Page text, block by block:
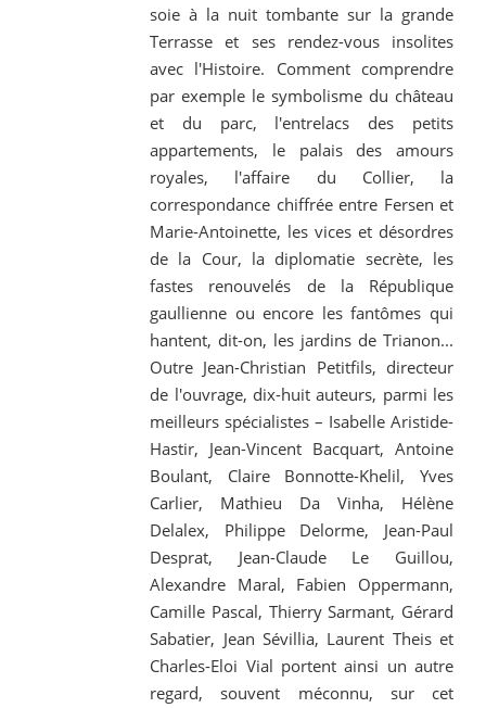
soie à la nuit tombante sur la grande
Terrasse et ses rendez-vous insolites
avec l'Histoire. Comment comprendre
par exemple le symbolisme du château
et du parc, l'entrelacs des petits
appartements, le palais des amours
royales, l'affaire du Collier, la
correspondance chiffrée entre Fersen et
Marie-Antoinette, les vices et désordres
de la Cour, la diplomatie secrète, les
fastes renouvelés de la République
gaullienne ou encore les fantômes qui
hantent, dit-on, les jardins de Trianon...
Outre Jean-Christian Petitfils, directeur
de l'ouvrage, dix-huit auteurs, parmi les
meilleurs spécialistes – Isabelle Aristide-
Hastir, Jean-Vincent Bacquart, Antoine
Boulant, Claire Bonnotte-Khelil, Yves
Carlier, Mathieu Da Vinha, Hélène
Delalex, Philippe Delorme, Jean-Paul
Desprat, Jean-Claude Le Guillou,
Alexandre Maral, Fabien Oppermann,
Camille Pascal, Thierry Sarmant, Gérard
Sabatier, Jean Sévillia, Laurent Theis et
Charles-Eloi Vial portent ainsi un autre
regard, souvent méconnu, sur cet